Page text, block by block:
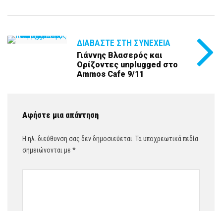
ΔΙΑΒΆΣΤΕ ΣΤΗ ΣΥΝΈΧΕΙΑ
Γιάννης Βλασερός και
Ορίζοντες unplugged στο
Ammos Cafe 9/11
Αφήστε μια απάντηση
Η ηλ. διεύθυνση σας δεν δημοσιεύεται. Τα υποχρεωτικά πεδία
σημειώνονται με *